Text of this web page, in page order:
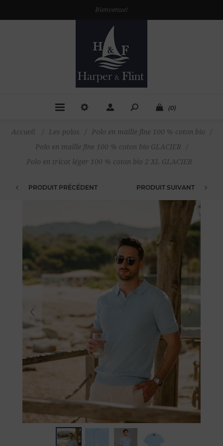
Bienvenue!
(0)
Accueil / Les polos / Polo en maille fine 100 % coton bio
/
Polo en maille fine 100 % coton bio GLACIER
/
Polo en tricot léger 100 % coton bio 2 XL GLACIER
PRODUIT PRÉCÉDENT PRODUIT SUIVANT